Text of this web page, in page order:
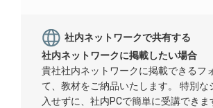
社内ネットワークで共有する
社内ネットワークに掲載したい場合
貴社社内ネットワークに掲載できるフ
て、教材をご納品いたします。 特別な
入せずに、社内PCで簡単に受講できま